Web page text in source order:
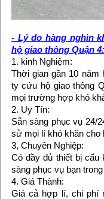
- Lý do hàng nghìn
hộ giao thông Quận 4:
1. kinh Nghiệm:
Thời gian gần 10 năm
ty cứu hộ giao thông
mọi trường hợp khó
2. Uy Tín:
Sẳn sàng phục vụ 24/
sử mọi lí khó khăn cho
3, Chuyên Nghiệp:
Có đầy đủ thiết bị
sàng phục vụ bạn
4. Giá Thành:
Giá cả hợp lí, chi phí